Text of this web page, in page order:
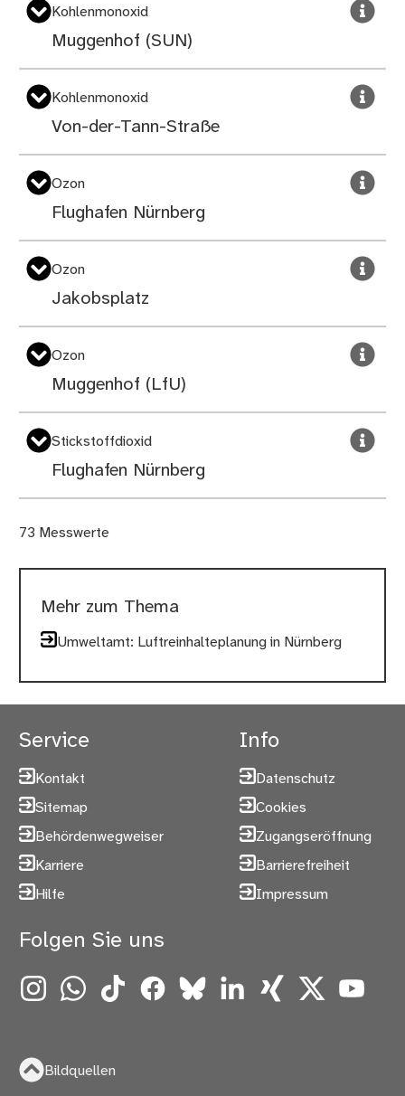
Kohlen­monoxid
Muggenhof (SUN)
Kohlen­monoxid
Von-der-Tann-Straße
Ozon
Flughafen Nürnberg
Ozon
Jakobsplatz
Ozon
Muggenhof (LfU)
Stickstoff­dioxid
Flughafen Nürnberg
73 Messwerte
Mehr zum Thema
Umweltamt: Luftreinhalteplanung in Nürnberg
Service
Kontakt
Sitemap
Behördenwegweiser
Karriere
Hilfe
Info
Datenschutz
Cookies
Zugangseröffnung
Barrierefreiheit
Impressum
Folgen Sie uns
InstagramWhatsAppTikTokFacebookBlueskyLinkedInXing X YouTube
Bildquellen